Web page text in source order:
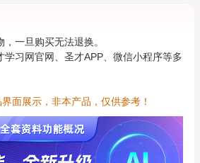
一旦购买无法退换。
学习网官网、圣才APP、微信小程序等多
面展示，非本产品，仅供参考！